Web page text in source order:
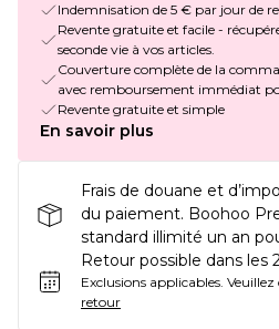
Indemnisation de 5 € par jour de
Revente gratuite et facile -
seconde vie à vos articles.
Couverture complète de la
avec remboursement immédiat
Revente gratuite et simple
En savoir plus
Frais de douane et
du paiement. Boohoo
standard illimité un an
Retour possible dans les
Exclusions applicables.
retour